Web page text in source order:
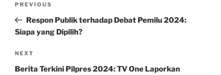
Previous
Post
PREVIOUS
Respon Publik terhadap Debat Pemilu 2024:
Siapa yang Dipilih?
Next
Post
NEXT
Berita Terkini Pilpres 2024: TV One Laporkan